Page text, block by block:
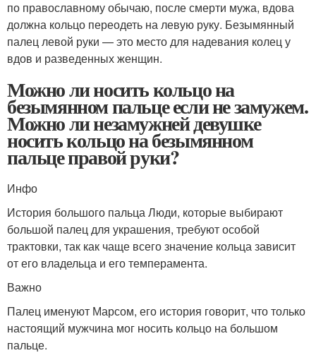
по православному обычаю, после смерти мужа, вдова
должна кольцо переодеть на левую руку. Безымянный
палец левой руки — это место для надевания колец у
вдов и разведенных женщин.
Можно ли носить кольцо на
безымянном пальце если не замужем.
Можно ли незамужней девушке
носить кольцо на безымянном
пальце правой руки?
Инфо
История большого пальца Люди, которые выбирают
большой палец для украшения, требуют особой
трактовки, так как чаще всего значение кольца зависит
от его владельца и его темперамента.
Важно
Палец именуют Марсом, его история говорит, что только
настоящий мужчина мог носить кольцо на большом
пальце.